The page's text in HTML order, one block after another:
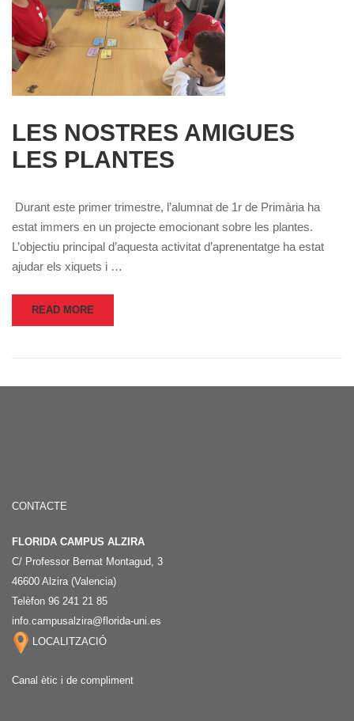
LES NOSTRES AMIGUES
LES PLANTES
Durant este primer trimestre, l’alumnat de 1r de Primària ha
estat immers en un projecte emocionant sobre les plantes.
L’objectiu principal d’aquesta activitat d’aprenentatge ha estat
ajudar els xiquets i …
READ MORE
CONTACTE
FLORIDA CAMPUS ALZIRA
C/ Professor Bernat Montagud, 3
46600 Alzira (Valencia)
Telèfon 96 241 21 85
info.campusalzira@florida-uni.es
LOCALITZACIÓ
Canal ètic i de compliment